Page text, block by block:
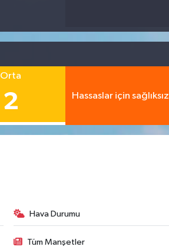
Orta
2 Hassaslar için sağlıksız
Hava Durumu
Tüm Manşetler